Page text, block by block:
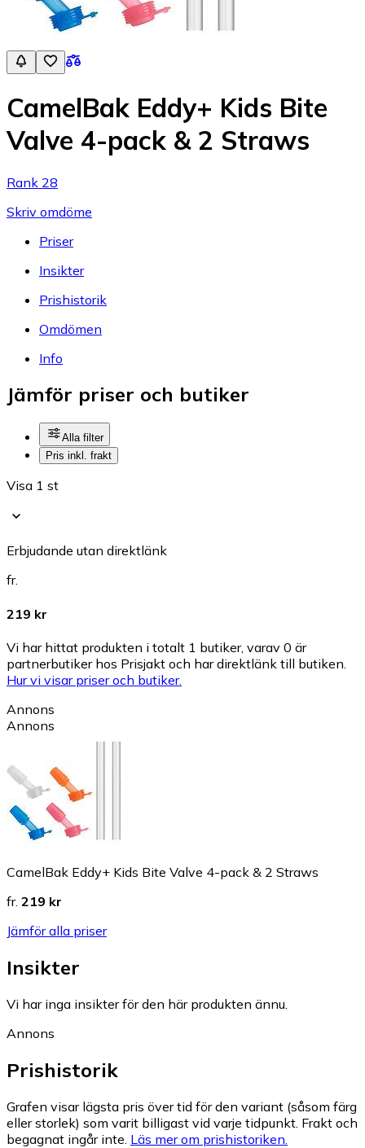
CamelBak Eddy+ Kids Bite
Valve 4-pack & 2 Straws
Rank 28
Skriv omdöme
Priser
Insikter
Prishistorik
Omdömen
Info
Jämför priser och butiker
Alla filter
Pris inkl. frakt
Visa 1 st
Erbjudande utan direktlänk
fr.
219 kr
Vi har hittat produkten i totalt 1 butiker, varav 0 är
partnerbutiker hos Prisjakt och har direktlänk till butiken.
Hur vi visar priser och butiker.
Annons
Annons
CamelBak Eddy+ Kids Bite Valve 4-pack & 2 Straws
fr. 219 kr
Jämför alla priser
Insikter
Vi har inga insikter för den här produkten ännu.
Annons
Prishistorik
Grafen visar lägsta pris över tid för den variant (såsom färg
eller storlek) som varit billigast vid varje tidpunkt. Frakt och
begagnat ingår inte. Läs mer om prishistoriken.